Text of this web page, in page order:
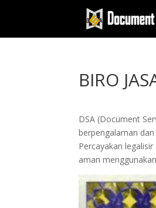
BIRO
DSA (Document
berpengalaman
Percayakan
aman